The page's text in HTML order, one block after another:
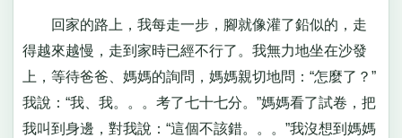
回家的路上，我每走一步，腳就像灌了鉛似的，走
得越來越慢，走到家時已經不行了。我無力地坐在沙發
上，等待爸爸、媽媽的詢問，媽媽親切地問：“怎麼了？”
我說：“我、我。。。考了七十七分。”媽媽看了試卷，把
我叫到身邊，對我說：“這個不該錯。。。”我沒想到媽媽